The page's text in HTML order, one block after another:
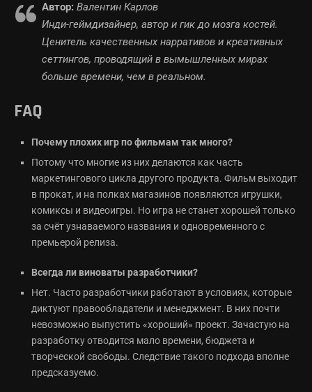
Автор: Валентин Карлов
Инди-геймдизайнер, автор и гик до мозга костей.
Ценитель качественных нарративов и креативных
сеттингов, проводящий в вымышленных мирах
больше времени, чем в реальном.
FAQ
Почему плохих игр по фильмам так много?
Потому что многие из них делаются как часть
маркетингового цикла другого продукта. Фильм выходит
в прокат, и на полках магазинов появляются игрушки,
комиксы и видеоигры. Но игра не станет хорошей только
за счёт узнаваемого названия и одновременного с
премьерой релиза.
Всегда ли виноваты разработчики?
Нет. Часто разработчики работают в условиях, которые
диктуют правообладатели и менеджмент. В них почти
невозможно выпустить «хороший» проект. Зачастую на
разработку отводится мало времени, бюджета и
творческой свободы. Следствие такого подхода вполне
предсказуемо.